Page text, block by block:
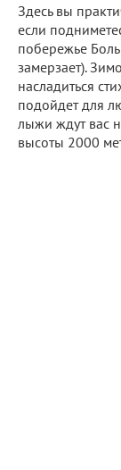
Здесь вы
если
побережье
замерзает).
насладиться
подойдет для
лыжи ждут вас
высоты 2000